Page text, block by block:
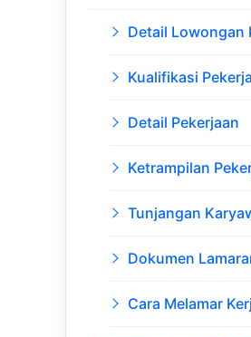
Detail Lowongan
Kualifikasi Pekerja
Detail Pekerjaan
Ketrampilan
Tunjangan
Dokumen
Cara Melamar